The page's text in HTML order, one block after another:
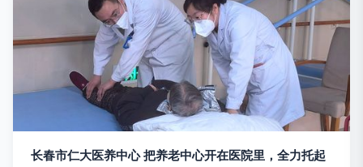
长春市仁大医养中心 把养老中心开在医院里，全力托起